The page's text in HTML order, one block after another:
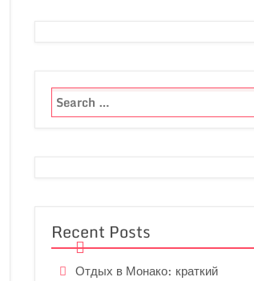
Recent Posts
Отдых в Монако: краткий